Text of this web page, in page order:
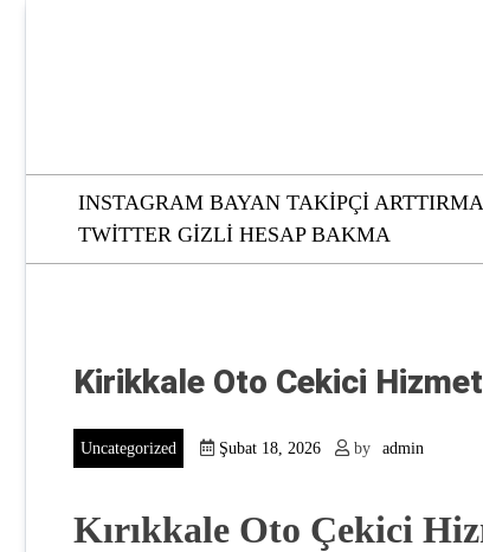
INSTAGRAM BAYAN TAKIPÇI
TWITTER GIZLI HESAP BAKMA
Kirikkale Oto Cekici
Uncategorized Şubat 18, 2026 by admin
Kırıkkale Oto Çekici